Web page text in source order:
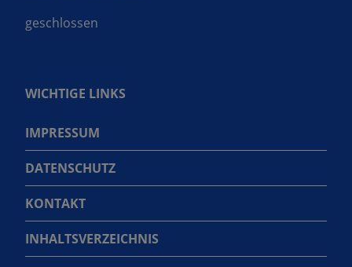
geschlossen
WICHTIGE LINKS
IMPRESSUM
DATENSCHUTZ
KONTAKT
INHALTSVERZEICHNIS